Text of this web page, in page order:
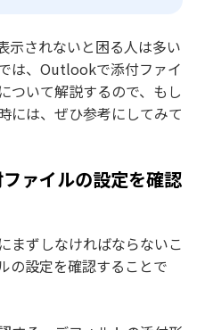
されないと困る人は多い
は、Outlookで添付ファイ
ついて解説するので、もし
には、ぜひ参考にしてみて
ァイルの設定を確認
まずしなければならないこ
の設定を確認することで